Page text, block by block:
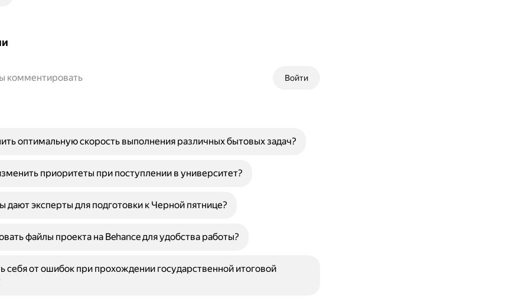
Войти
комментировать
оптимальную скорость выполнения различных бытовых задач?
приоритеты при поступлении в университет?
дают эксперты для подготовки к Черной пятнице?
файлы проекта на Behance для удобства работы?
себя от ошибок при прохождении государственной итоговой